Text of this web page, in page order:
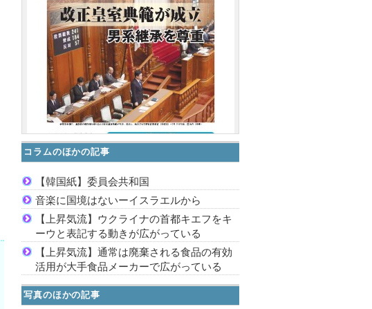
コラムのほかの記事
【韓国紙】委員会共和国
音楽に国境はないーイスラエルから
【上昇気流】ウクライナの首都キエフをキ
ーウと表記する動きが広がっている
【上昇気流】通常は廃棄される食品の有効
活用が大手食品メーカーで広がっている
写真のほかの記事